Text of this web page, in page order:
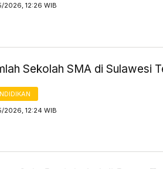
2026, 12:26 WIB
Sekolah SMA di Sulawesi
2026, 12:24 WIB